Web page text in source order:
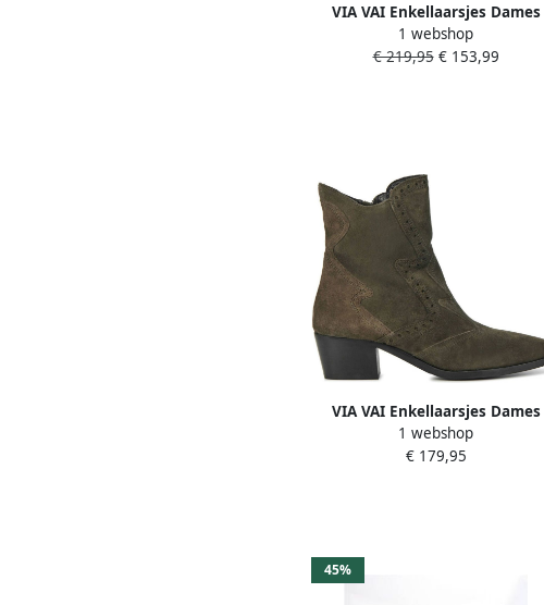
VIA VAI Enkellaarsjes Dames
59116 Eveline Met Maat: 38
Materiaal: Leer Kleur: Brons
1 webshop
€ 219,95€ 153,99
VIA VAI Enkellaarsjes Dames
Shelly Coop Maat: 38 Materiaal:
Suède Kleur: Taupe
1 webshop
€ 179,95
45%